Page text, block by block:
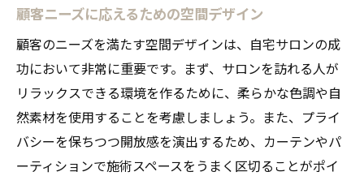
顧客ニーズに応えるための空間デザイン
顧客のニーズを満たす空間デザインは、自宅サロンの成
功において非常に重要です。まず、サロンを訪れる人が
リラックスできる環境を作るために、柔らかな色調や自
然素材を使用することを考慮しましょう。また、プライ
バシーを保ちつつ開放感を演出するため、カーテンやパ
ーティションで施術スペースをうまく区切ることがポイ